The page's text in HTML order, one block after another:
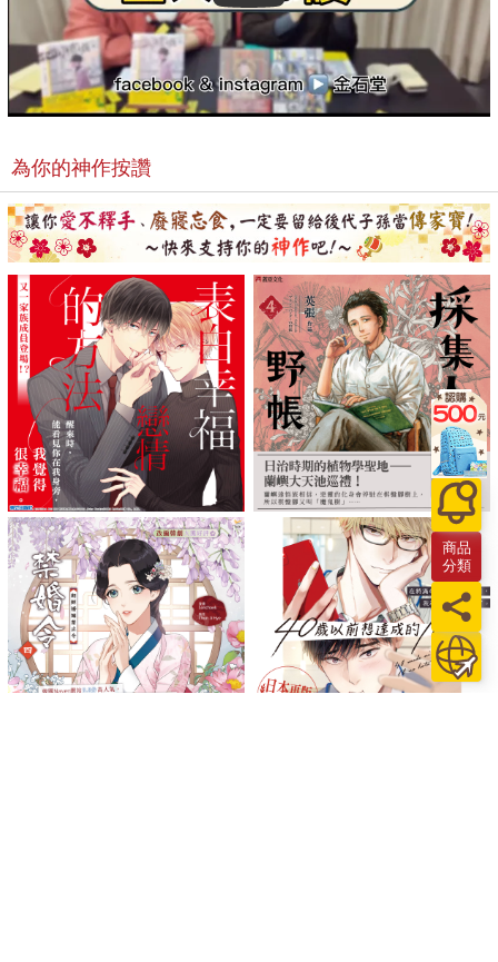
為你的神作按讚
商品
分類